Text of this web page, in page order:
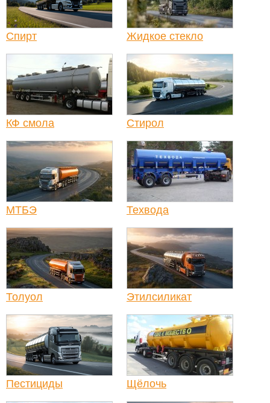
Спирт Жидкое стекло
КФ смола Стирол
МТБЭ Техвода
Толуол Этилсиликат
Пестициды Щёлочь